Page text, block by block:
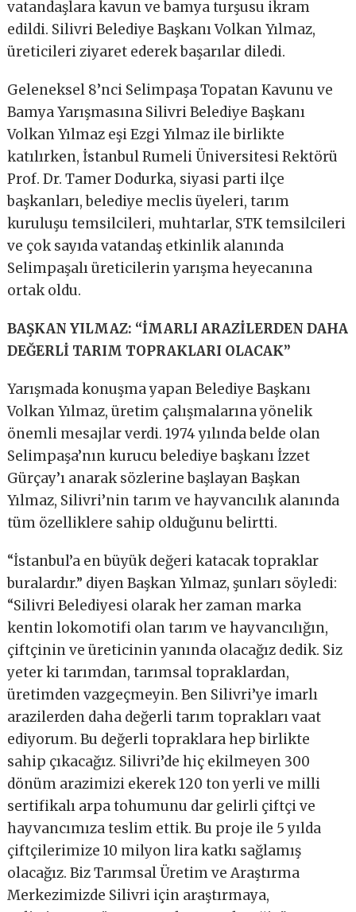
vatandaşlara kavun ve bamya turşusu ikram
edildi. Silivri Belediye Başkanı Volkan Yılmaz,
üreticileri ziyaret ederek başarılar diledi.
Geleneksel 8’nci Selimpaşa Topatan Kavunu ve
Bamya Yarışmasına Silivri Belediye Başkanı
Volkan Yılmaz eşi Ezgi Yılmaz ile birlikte
katılırken, İstanbul Rumeli Üniversitesi Rektörü
Prof. Dr. Tamer Dodurka, siyasi parti ilçe
başkanları, belediye meclis üyeleri, tarım
kuruluşu temsilcileri, muhtarlar, STK temsilcileri
ve çok sayıda vatandaş etkinlik alanında
Selimpaşalı üreticilerin yarışma heyecanına
ortak oldu.
BAŞKAN YILMAZ: “İMARLI ARAZİLERDEN DAHA
DEĞERLİ TARIM TOPRAKLARI OLACAK”
Yarışmada konuşma yapan Belediye Başkanı
Volkan Yılmaz, üretim çalışmalarına yönelik
önemli mesajlar verdi. 1974 yılında belde olan
Selimpaşa’nın kurucu belediye başkanı İzzet
Gürçay’ı anarak sözlerine başlayan Başkan
Yılmaz, Silivri’nin tarım ve hayvancılık alanında
tüm özelliklere sahip olduğunu belirtti.
“İstanbul’a en büyük değeri katacak topraklar
buralardır.” diyen Başkan Yılmaz, şunları söyledi:
“Silivri Belediyesi olarak her zaman marka
kentin lokomotifi olan tarım ve hayvancılığın,
çiftçinin ve üreticinin yanında olacağız dedik. Siz
yeter ki tarımdan, tarımsal topraklardan,
üretimden vazgeçmeyin. Ben Silivri’ye imarlı
arazilerden daha değerli tarım toprakları vaat
ediyorum. Bu değerli topraklara hep birlikte
sahip çıkacağız. Silivri’de hiç ekilmeyen 300
dönüm arazimizi ekerek 120 ton yerli ve milli
sertifikalı arpa tohumunu dar gelirli çiftçi ve
hayvancımıza teslim ettik. Bu proje ile 5 yılda
çiftçilerimize 10 milyon lira katkı sağlamış
olacağız. Biz Tarımsal Üretim ve Araştırma
Merkezimizde Silivri için araştırmaya,